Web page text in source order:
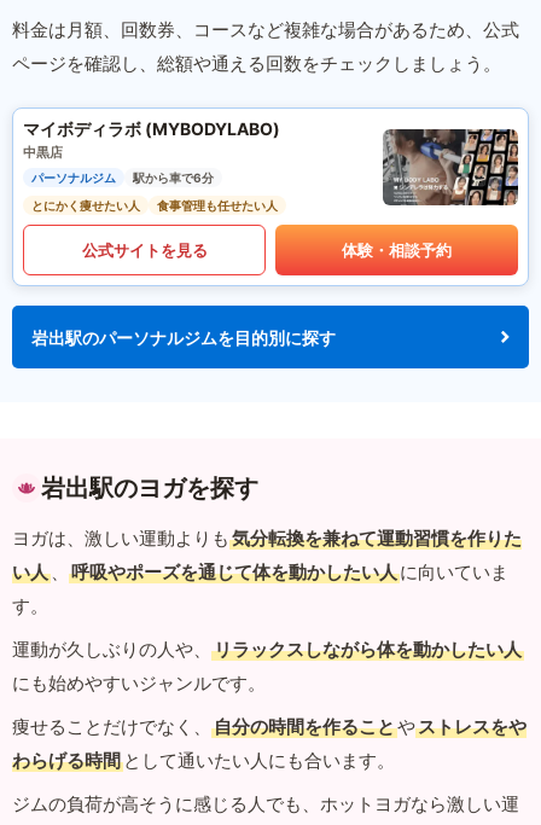
料金は月額、回数券、コースなど複雑な場合があるため、公式
ページを確認し、総額や通える回数をチェックしましょう。
マイボディラボ (MYBODYLABO)
中黒店
パーソナルジム
駅から車で6分
とにかく痩せたい人
食事管理も任せたい人
公式サイトを見る 体験・相談予約
岩出駅のパーソナルジムを目的別に探す
岩出駅のヨガを探す
ヨガは、激しい運動よりも 気分転換を兼ねて運動習慣を作りた
い人 、 呼吸やポーズを通じて体を動かしたい人に向いていま
す。
運動が久しぶりの人や、
リラックスしながら体を動かしたい人
にも始めやすいジャンルです。
痩せることだけでなく、
自分の時間を作ることやストレスをや
わらげる時間 として通いたい人にも合います。
ジムの負荷が高そうに感じる人でも、ホットヨガなら激しい運